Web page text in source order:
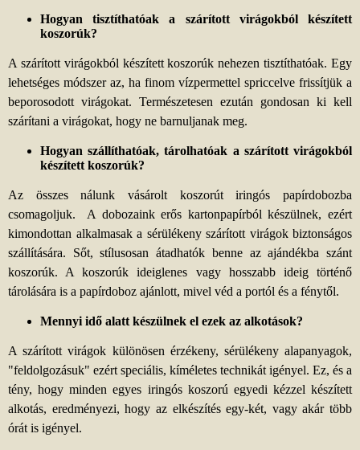
Hogyan tisztíthatóak a szárított virágokból készített
koszorúk?
A szárított virágokból készített koszorúk nehezen tisztíthatóak. Egy
lehetséges módszer az, ha finom vízpermettel spriccelve frissítjük a
beporosodott virágokat. Természetesen ezután gondosan ki kell
szárítani a virágokat, hogy ne barnuljanak meg.
Hogyan szállíthatóak, tárolhatóak a szárított virágokból
készített koszorúk?
Az összes nálunk vásárolt koszorút iringós papírdobozba
csomagoljuk. A dobozaink erős kartonpapírból készülnek, ezért
kimondottan alkalmasak a sérülékeny szárított virágok biztonságos
szállítására. Sőt, stílusosan átadhatók benne az ajándékba szánt
koszorúk. A koszorúk ideiglenes vagy hosszabb ideig történő
tárolására is a papírdoboz ajánlott, mivel véd a portól és a fénytől.
Mennyi idő alatt készülnek el ezek az alkotások?
A szárított virágok különösen érzékeny, sérülékeny alapanyagok,
"feldolgozásuk" ezért speciális, kíméletes technikát igényel. Ez, és a
tény, hogy minden egyes iringós koszorú egyedi kézzel készített
alkotás, eredményezi, hogy az elkészítés egy-két, vagy akár több
órát is igényel.